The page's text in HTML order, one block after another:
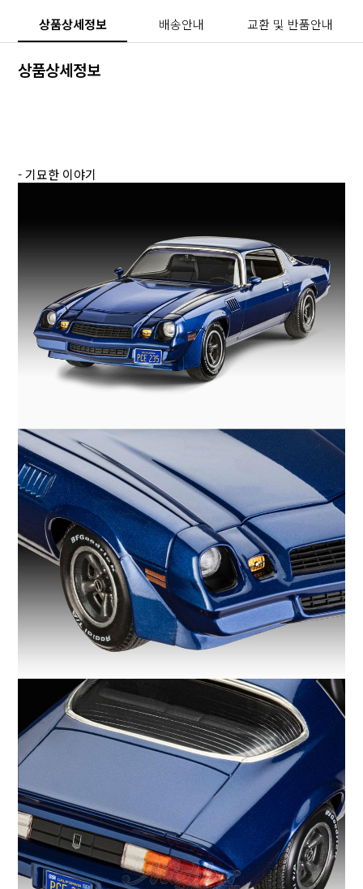
상품상세정보 배송안내 교환 및 반품안내
상품상세정보
- 기묘한 이야기